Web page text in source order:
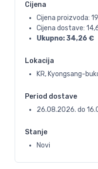
Cijena
Cijena proizvoda:
Cijena dostave:
Ukupno:34,26 €
Lokacija
KR, Kyongsang-
Period dostave
26.08.2026. do
Stanje
Novi